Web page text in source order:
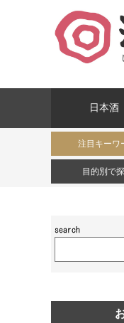
日本酒
注目キーワ
目的別で